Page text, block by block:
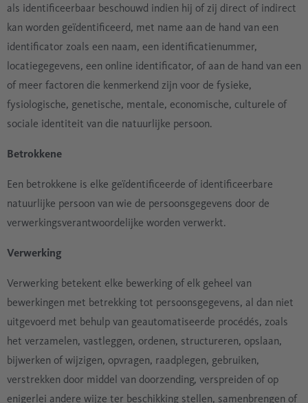
als identificeerbaar beschouwd indien hij of zij direct of indirect
kan worden geïdentificeerd, met name aan de hand van een
identificator zoals een naam, een identificatienummer,
locatiegegevens, een online identificator, of aan de hand van een
of meer factoren die kenmerkend zijn voor de fysieke,
fysiologische, genetische, mentale, economische, culturele of
sociale identiteit van die natuurlijke persoon.
Betrokkene
Een betrokkene is elke geïdentificeerde of identificeerbare
natuurlijke persoon van wie de persoonsgegevens door de
verwerkingsverantwoordelijke worden verwerkt.
Verwerking
Verwerking betekent elke bewerking of elk geheel van
bewerkingen met betrekking tot persoonsgegevens, al dan niet
uitgevoerd met behulp van geautomatiseerde procédés, zoals
het verzamelen, vastleggen, ordenen, structureren, opslaan,
bijwerken of wijzigen, opvragen, raadplegen, gebruiken,
verstrekken door middel van doorzending, verspreiden of op
enigerlei andere wijze ter beschikking stellen, samenbrengen of